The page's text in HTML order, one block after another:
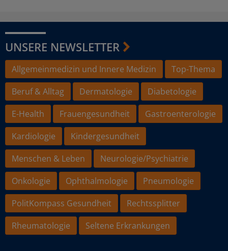
UNSERE NEWSLETTER
Allgemeinmedizin und Innere Medizin
Top-Thema
Beruf & Alltag
Dermatologie
Diabetologie
E-Health
Frauengesundheit
Gastroenterologie
Kardiologie
Kindergesundheit
Menschen & Leben
Neurologie/Psychiatrie
Onkologie
Ophthalmologie
Pneumologie
PolitKompass Gesundheit
Rechtssplitter
Rheumatologie
Seltene Erkrankungen